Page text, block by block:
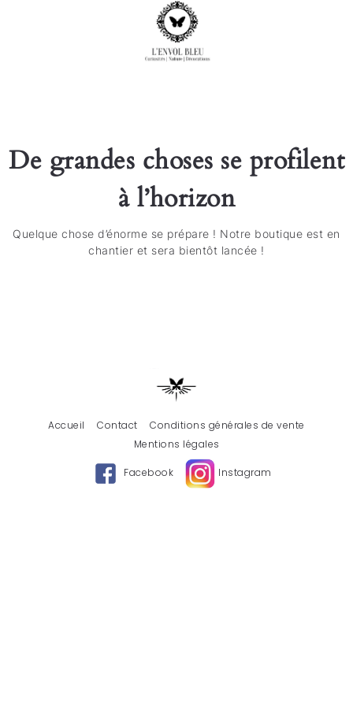
De grandes choses se profilent
à l’horizon
Quelque chose d’énorme se prépare ! Notre boutique est en
chantier et sera bientôt lancée !
Accueil Contact
Conditions générales de vente
Mentions légales
Facebook Instagram